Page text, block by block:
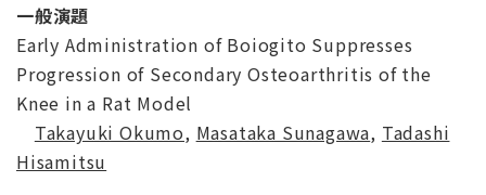
一般演題
Early Administration of Boiogito Suppresses
Progression of Secondary Osteoarthritis of the
Knee in a Rat Model
Takayuki Okumo, Masataka Sunagawa, Tadashi
Hisamitsu